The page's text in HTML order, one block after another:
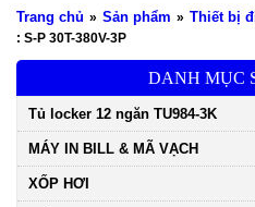
Trang chủ » Sản phẩm » Thiết bị
: S-P 30T-380V-3P
DANH MỤC
Tủ locker 12 ngăn TU984-3K
MÁY IN BILL & MÃ VẠCH
XỐP HƠI